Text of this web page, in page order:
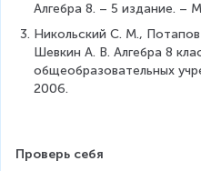
Алгебра 8. – 5 издание. –
Никольский С. М.,
Шевкин А. В. Алгебра 8
общеобразовательных
2006.
Проверь себя